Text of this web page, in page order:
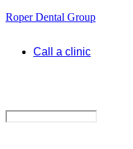
Roper Dental Group
Call a clinic